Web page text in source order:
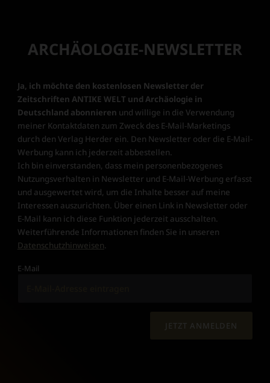
ARCHÄOLOGIE-NEWSLETTER
Ja, ich möchte den kostenlosen Newsletter der
Zeitschriften ANTIKE WELT und Archäologie in
Deutschland abonnieren und willige in die Verwendung
meiner Kontaktdaten zum Zweck des E-Mail-Marketings
durch den Verlag Herder ein. Den Newsletter oder die E-Mail-
Werbung kann ich jederzeit abbestellen.
Ich bin einverstanden, dass mein personenbezogenes
Nutzungsverhalten in Newsletter und E-Mail-Werbung erfasst
und ausgewertet wird, um die Inhalte besser auf meine
Interessen auszurichten. Über einen Link in Newsletter oder
E-Mail kann ich diese Funktion jederzeit ausschalten.
Weiterführende Informationen finden Sie in unseren
Datenschutzhinweisen.
E-Mail
JETZT ANMELDEN